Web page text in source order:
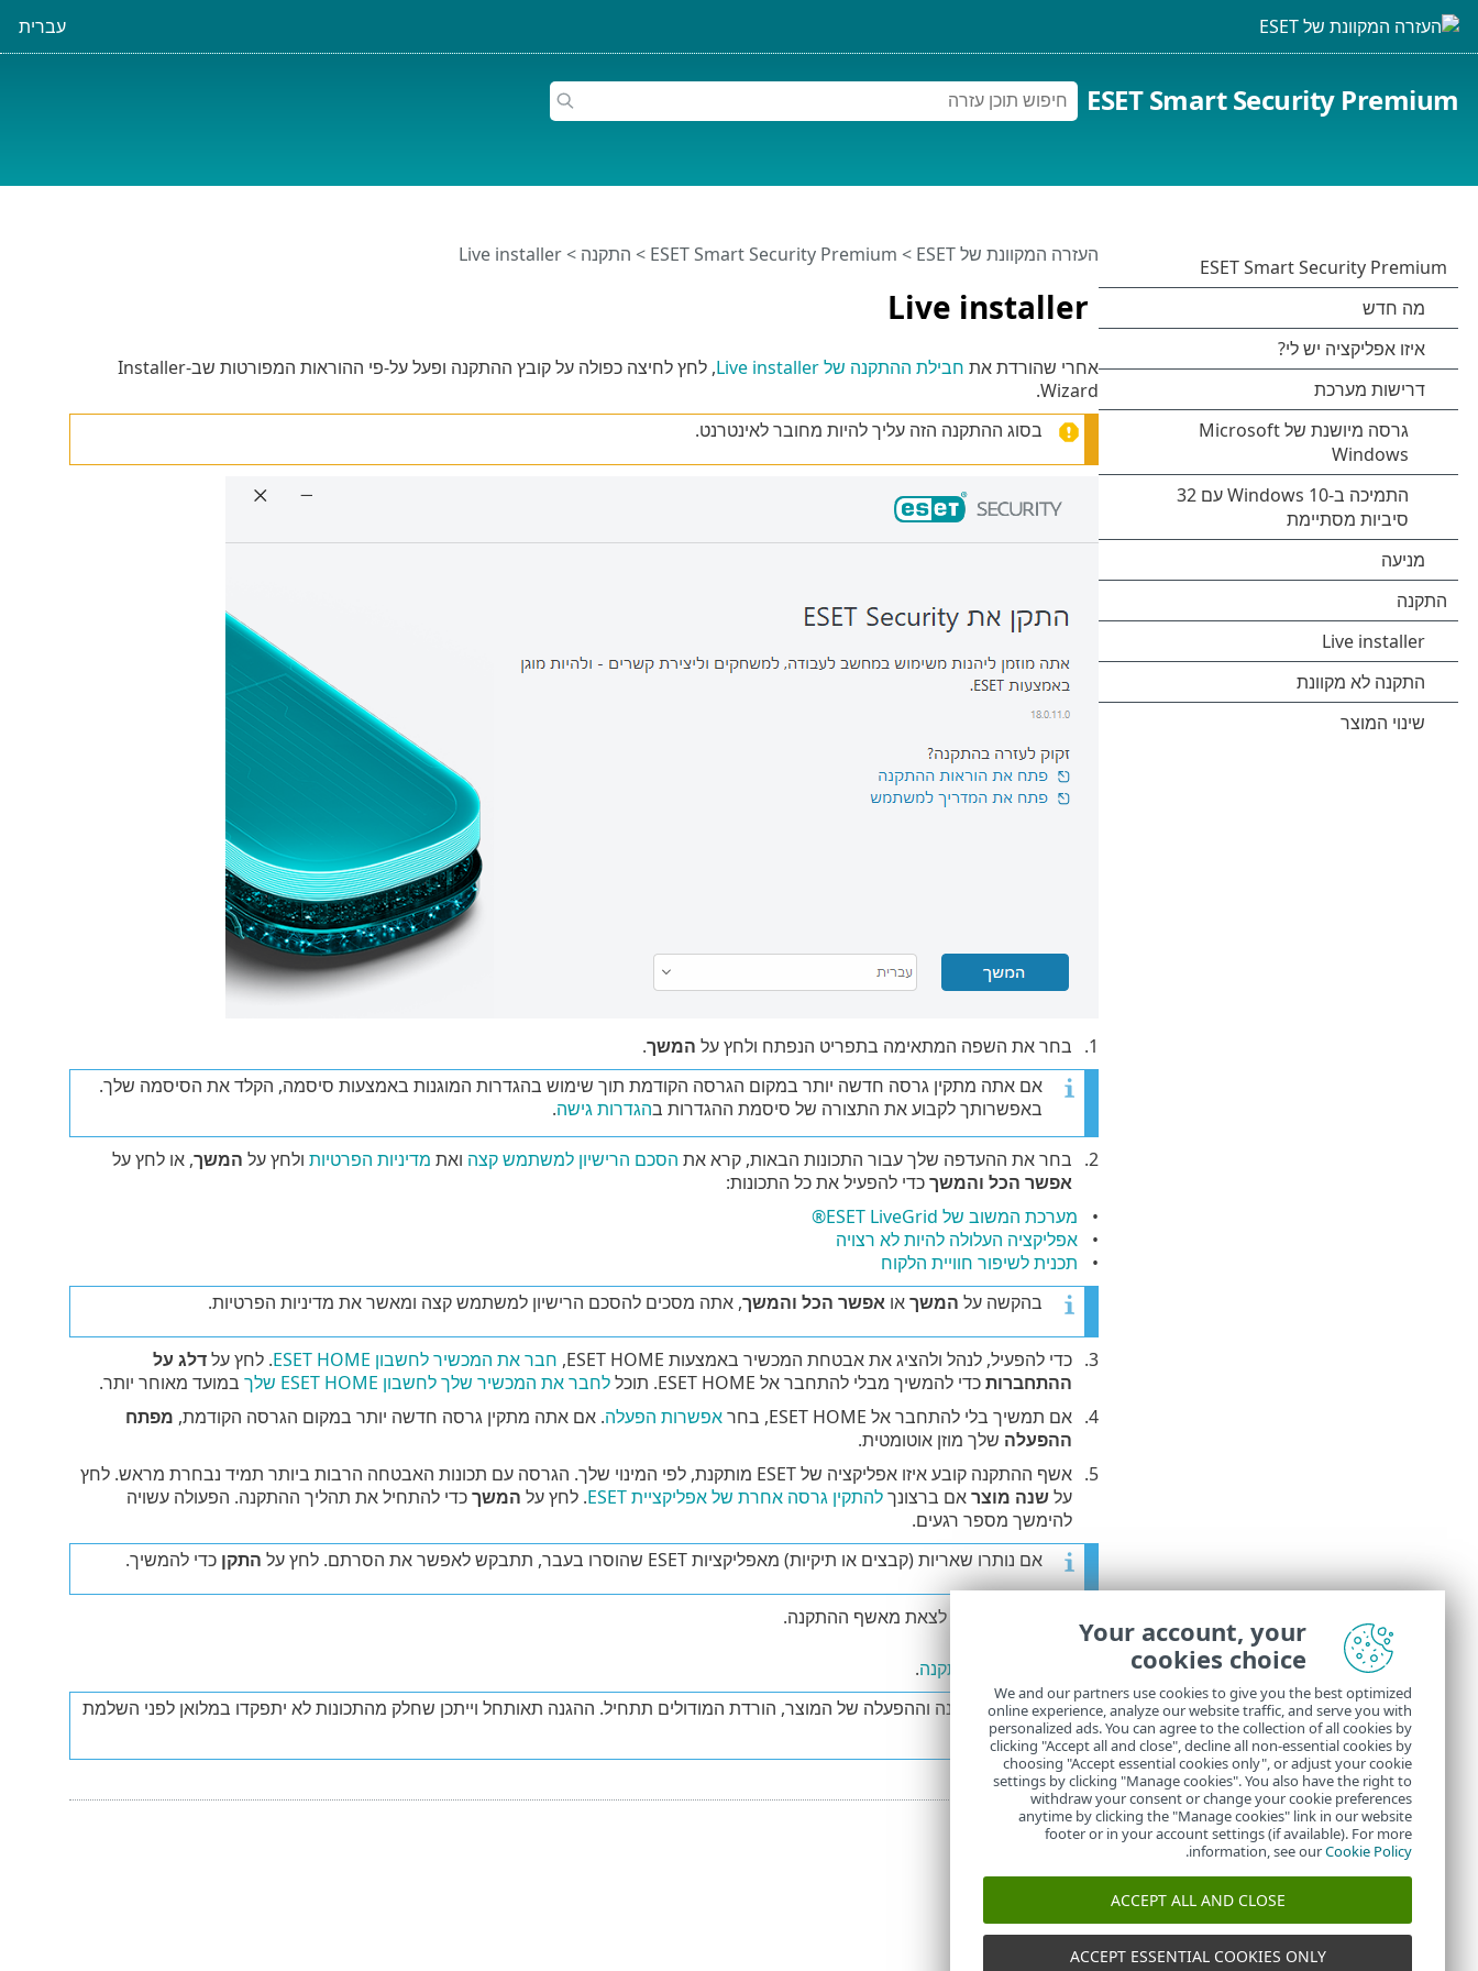
עברית
ESET Smart Security Premium
Live installer
העזרה המקוונת של ESET >
ESET Smart Security Premium
> התקנה > Live installer
אחרי שהורדת את חבילת ההתקנה של Live installer
, לחץ לחיצה כפולה על קובץ ההתקנה ופעל על-פי ההוראות המפורטות שב-Installer
Wizard.
בסוג ההתקנה הזה עליך להיות מחובר לאינטרנט.
בחר את השפה המתאימה בתפריט הנפתח ולחץ על המשך.
אם אתה מתקין גרסה חדשה יותר במקום הגרסה הקודמת תוך שימוש בהגדרות המוגנות באמצעות סיסמה, הקלד את הסיסמה שלך.
באפשרותך לקבוע את התצורה של סיסמת ההגדרות בהגדרות גישה.
בחר את ההעדפה שלך עבור התכונות הבאות, קרא את הסכם הרישיון למשתמש קצה ואת מדיניות הפרטיותולחץ על המשך, או לחץ על
אפשר הכל והמשךכדי להפעיל את כל התכונות:
מערכת המשוב של ESET LiveGrid®
אפליקציה העלולה להיות לא רצויה
תכנית לשיפור חוויית הלקוח
בהקשה על המשךאו אפשר הכל והמשך, אתה מסכים להסכם הרישיון למשתמש קצה ומאשר את מדיניות הפרטיות.
כדי להפעיל, לנהל ולהציג את אבטחת המכשיר באמצעות ESET HOME, חבר את המכשיר לחשבון ESET HOME . לחץ עלדלג על
ההתחברותכדי להמשיך מבלי להתחבר אל ESET HOME. תוכל לחבר את המכשיר שלך לחשבון ESET HOME שלך
במועד מאוחר יותר.
אם תמשיך בלי להתחבר אל ESET HOME, בחר
אפשרות הפעלה. אם אתה מתקין גרסה חדשה יותר במקום הגרסה הקודמת, מפתח
ההפעלה שלך מוזן אוטומטית.
אשף ההתקנה קובע איזו אפליקציה של ESET מותקנת, לפי המינוי שלך. הגרסה עם תכונות האבטחה הרבות ביותר תמיד נבחרת מראש. לחץ
עלשנה מוצראם ברצונךלהתקין גרסה אחרת של אפליקציית ESET . לחץ על המשךכדי להתחיל את תהליך ההתקנה. הפעולה עשויה
להימשך מספר רגעים.
אם נותרו שאריות (קבצים או תיקיות) מאפליקציות ESET שהוסרו בעבר, תתבקש לאפשר את הסרתם. לחץ על
התקן כדי להמשיך.
כדי לצאת מאשף ההתקנה.
פותר בעיות התקנה.
לאחר ההתקנה וההפעלה של המוצר, הורדת המודולים תתחיל. ההגנה תאותחל וייתכן שחלק מהתכונות לא יתפקדו במלואן לפני השלמת
ההורדה.
Your account, your
cookies choice
We and our partners use cookies to give you the best optimized
online experience, analyze our website traffic, and serve you with
personalized ads. You can agree to the collection of all cookies by
clicking "Accept all and close", decline all non-essential cookies by
choosing "Accept essential cookies only", or adjust your cookie
settings by clicking "Manage cookies". You also have the right to
withdraw your consent or change your cookie preferences
anytime by clicking the "Manage cookies" link in our website
footer or in your account settings (if available). For more
information, see ourCookie Policy
.
ACCEPT ALL AND CLOSE
ACCEPT ESSENTIAL COOKIES ONLY